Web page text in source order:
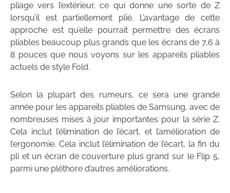
pliage vers l’extérieur, ce qui donne une sorte de Z
lorsqu’il est partiellement plié. L’avantage de cette
approche est qu’elle pourrait permettre des écrans
pliables beaucoup plus grands que les écrans de 7,6 à
8 pouces que nous voyons sur les appareils pliables
actuels de style Fold.
Selon la plupart des rumeurs, ce sera une grande
année pour les appareils pliables de Samsung, avec de
nombreuses mises à jour importantes pour la série Z.
Cela inclut l’élimination de l’écart, et l’amélioration de
l’ergonomie. Cela inclut l’élimination de l’écart, la fin du
pli et un écran de couverture plus grand sur le Flip 5,
parmi une pléthore d’autres améliorations.